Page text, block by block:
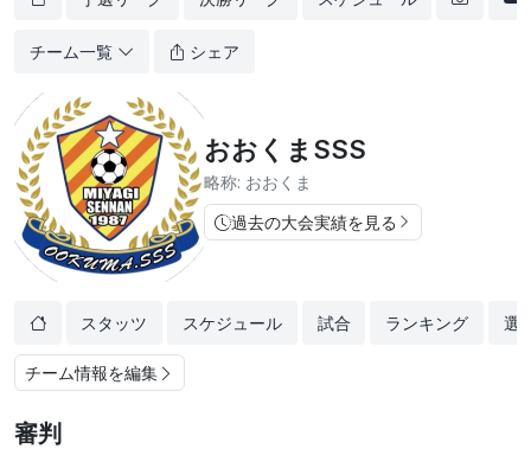
チーム一覧 シェア
おおくまSSS
略称: おおくま
過去の大会実績を見る
スタッツ スケジュール 試合 ランキング 選
チーム情報を編集
審判